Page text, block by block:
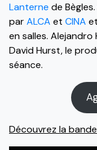
Lanterne de
parALCA et CINA
en salles.
David Hurst, le
séance.
Découvrez la